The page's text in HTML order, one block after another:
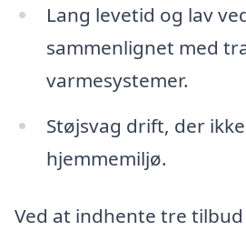
Lang levetid og lav
sammenlignet med
varmesystemer.
Støjsvag drift, der
hjemmemiljø.
Ved at indhente tre tilbud